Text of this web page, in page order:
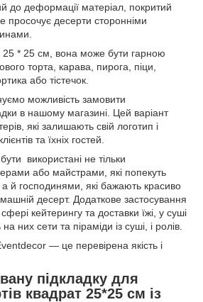
до деформації матеріал, покритий
просочує десерти сторонніми
25 * 25 см, вона може бути гарною
торта, карава, пирога, піци,
або тістечок.
можливість замовити
в нашому магазині. Цей варіант
які залишають свій логотип і
та їхніх гостей.
використані не тільки
або майстрами, які попекуть
й господинями, які бажають красиво
десерт. Додаткове застосування
кейтерингу та доставки їжі, у суші
них сети та піраміди із суші, і ролів.
— це перевірена якість і
підкладку для
квадрат 25*25 см із